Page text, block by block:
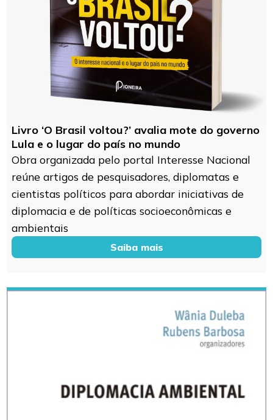
Livro ‘O Brasil voltou?’ avalia mote do governo
Lula e o lugar do país no mundo
Obra organizada pelo portal Interesse Nacional
reúne artigos de pesquisadores, diplomatas e
cientistas políticos para abordar iniciativas de
diplomacia e de políticas socioeconômicas e
ambientais
Saiba mais